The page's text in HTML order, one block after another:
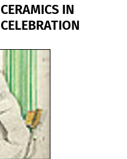
CERAMICS IN
CELEBRATION